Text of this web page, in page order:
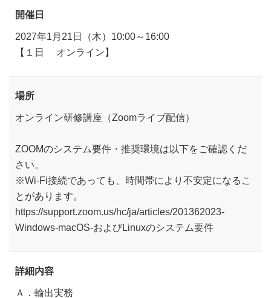
開催日
2027年1月21日（木）10:00～16:00
【１日 オンライン】
場所
オンライン研修講座（Zoomライブ配信）
ZOOMのシステム要件・推奨環境は以下をご確認くだ
さい。
※Wi-Fi接続であっても、時間帯により不安定になるこ
とがあります。
https://support.zoom.us/hc/ja/articles/201362023-
Windows-macOS-およびLinuxのシステム要件
詳細内容
Ａ．輸出実務